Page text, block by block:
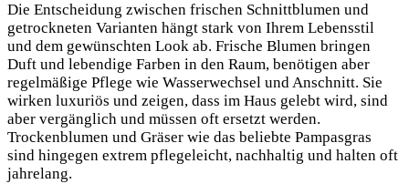
Die Entscheidung zwischen frischen Schnittblumen und
getrockneten Varianten hängt stark von Ihrem Lebensstil
und dem gewünschten Look ab. Frische Blumen bringen
Duft und lebendige Farben in den Raum, benötigen aber
regelmäßige Pflege wie Wasserwechsel und Anschnitt. Sie
wirken luxuriös und zeigen, dass im Haus gelebt wird, sind
aber vergänglich und müssen oft ersetzt werden.
Trockenblumen und Gräser wie das beliebte Pampasgras
sind hingegen extrem pflegeleicht, nachhaltig und halten oft
jahrelang.